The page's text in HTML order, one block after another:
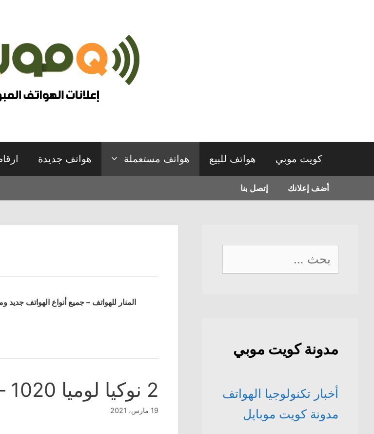
كويت موبي هواتف للبيع هواتف مستعملة هواتف جديدة
أضف إعلانك إتصل بنا
المنار للهواتف – جميع أنواع الهواتف
2 نوكيا لوميا 1020 – صور
19 مارس، 2021
البحث
عن:
مدونة كويت موبي
أخبار تكنولوجيا الهواتف
مدونة كويت موبايل